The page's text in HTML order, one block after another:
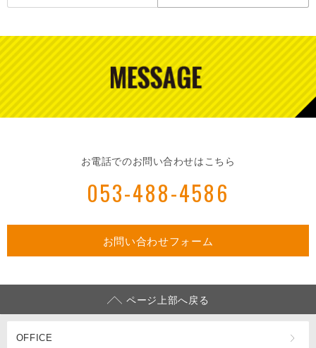
お電話でのお問い合わせはこちら
053-488-4586
お問い合わせフォーム
ページ上部へ戻る
OFFICE